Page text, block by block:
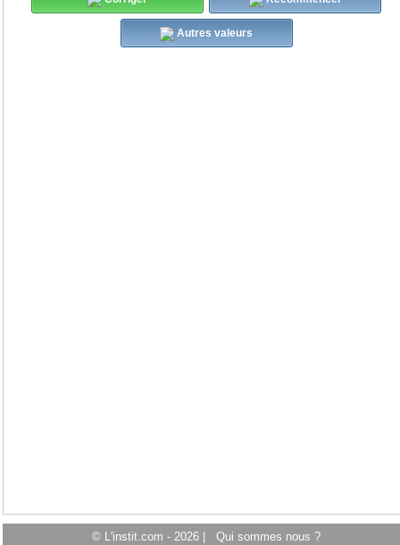
Autres valeurs
© L'instit.com - 2026 | Qui sommes nous ?